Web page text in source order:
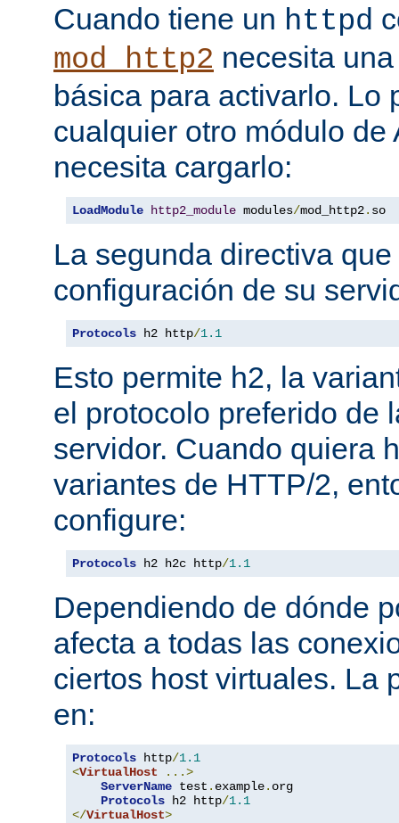
Cuando tiene un httpd
mod_http2 necesita
básica para activarlo. Lo
cualquier otro módulo de
necesita cargarlo:
LoadModule http2_module modules/mod_http2. so
La segunda directiva
configuración de su
Protocols h2 http/1.1
Esto permite h2, la
el protocolo preferido de
servidor. Cuando quiera
variantes de HTTP/2,
configure:
Protocols h2 h2c http/1.1
Dependiendo de dónde
afecta a todas las
ciertos host virtuales. La
en:
Protocols http/1.1
<VirtualHost
...>
ServerName test . example. org
Protocols h2 http/1.1
</VirtualHost>